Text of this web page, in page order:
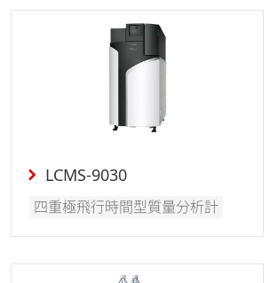
LCMS-9030
四重極飛行時間型質量分析計